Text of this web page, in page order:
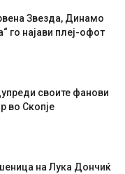
Звезда, Динамо
го најави плеј-офот
своите фанови
во Скопје
на Лука Дончиќ